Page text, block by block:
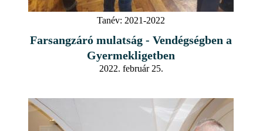
Tanév: 2021-2022
Farsangzáró mulatság - Vendégségben a
Gyermekligetben
2022. február 25.